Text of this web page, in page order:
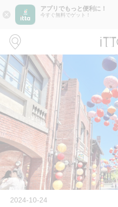
close
アプリでもっと便利に！
今すぐ無料でゲット！
2024-10-24